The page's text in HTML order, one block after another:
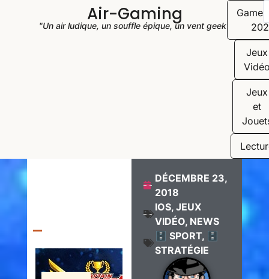
Air-Gaming
"Un air ludique, un souffle épique, un vent geek"
Jeux
Jeux
et
DÉCEMBRE 23,
2018
IOS, JEUX
VIDÉO, NEWS
🗄️ SPORT, 🗄️
STRATÉGIE